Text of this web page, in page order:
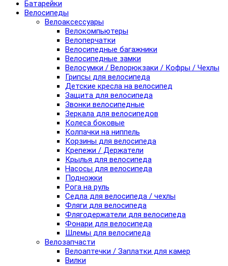
Батарейки
Велосипеды
Велоаксессуары
Велокомпьютеры
Велоперчатки
Велосипедные багажники
Велосипедные замки
Велосумки / Велорюкзаки / Кофры / Чехлы
Грипсы для велосипеда
Детские кресла на велосипед
Защита для велосипеда
Звонки велосипедные
Зеркала для велосипедов
Колеса боковые
Колпачки на ниппель
Корзины для велосипеда
Крепежи / Держатели
Крылья для велосипеда
Насосы для велосипеда
Подножки
Рога на руль
Седла для велосипеда / чехлы
Фляги для велосипеда
Флягодержатели для велосипеда
Фонари для велосипеда
Шлемы для велосипеда
Велозапчасти
Велоаптечки / Заплатки для камер
Вилки